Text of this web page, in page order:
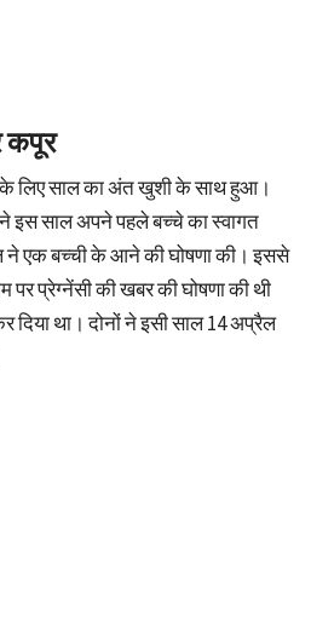
कपूर
लिए साल का अंत खुशी के साथ हुआ।
इस साल अपने पहले बच्चे का स्वागत
ने एक बच्ची के आने की घोषणा की। इससे
प्रेग्नेंसी की खबर की घोषणा की थी
था। दोनों ने इसी साल 14 अप्रैल